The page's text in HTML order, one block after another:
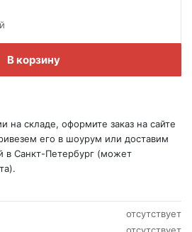
В корзину
на складе, оформите заказ на сайте
его в шоурум или доставим
в Санкт-Петербург (может
отсутствует